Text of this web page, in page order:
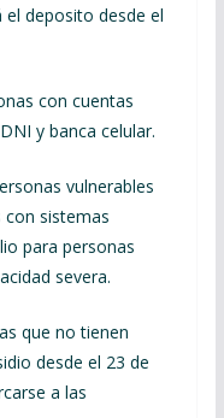
el deposito desde el
con cuentas
y banca celular.
vulnerables
con sistemas
para personas
severa.
que no tienen
desde el 23 de
a las